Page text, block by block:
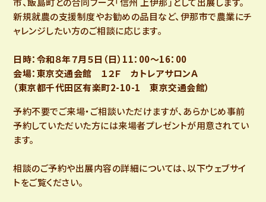
新規就農の支援制度やお勧めの品目など、伊那市で農業にチ
ャレンジしたい方のご相談に応じます。
日時：令和８年７月５日（日）11：00～16：00
会場：東京交通会館 １２Ｆ カトレアサロンＡ
（東京都千代田区有楽町2-10-1 東京交通会館）
予約不要でご来場・ご相談いただけますが、あらかじめ事前
予約していただいた方には来場者プレゼントが用意されてい
ます。
相談のご予約や出展内容の詳細については、以下ウェブサイ
トをご覧ください。